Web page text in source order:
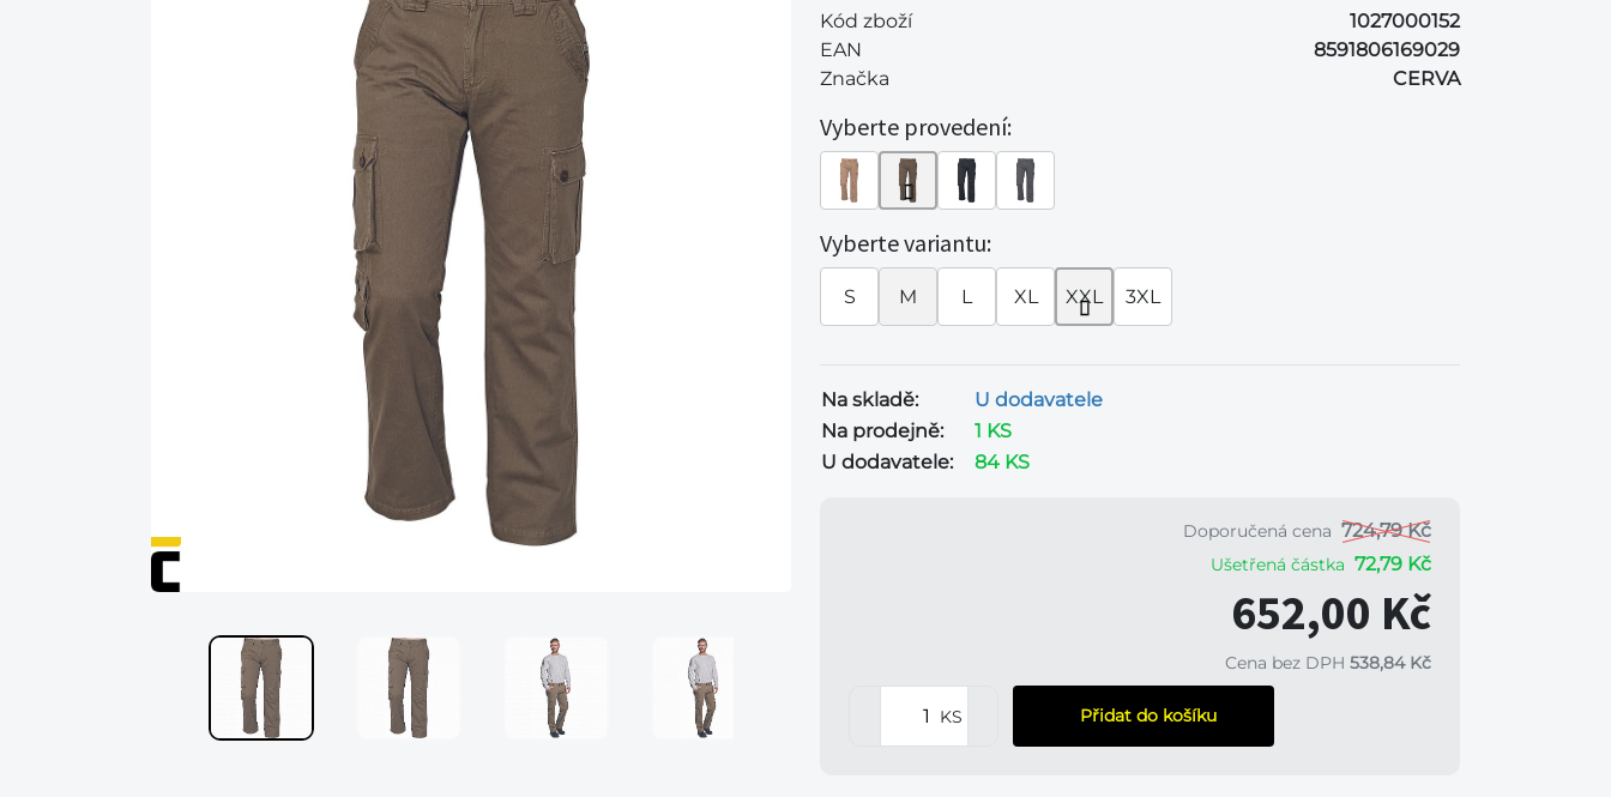
Kód zboží
1027000152
EAN
8591806169029
Značka
CERVA
Vyberte provedení:
Vyberte variantu:
S M L XL XXL 3XL
Na skladě:
U dodavatele
Na prodejně:
1 KS
U dodavatele:
84 KS
Doporučená cena 724,79 Kč
Ušetřená částka 72,79 Kč
652,00 Kč
Cena bez DPH 538,84 Kč
KS Přidat do košíku